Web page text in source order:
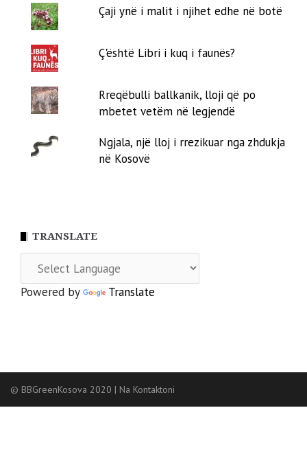
Çaji ynë i malit i njihet edhe në botë
Ç'është Libri i kuq i faunës?
Rreqëbulli ballkanik, lloji që po
mbetet vetëm në legjendë
Ngjala, një lloj i rrezikuar nga zhdukja
në Kosovë
TRANSLATE
Powered by Translate
© BBGreenKosova 2020 | Na Kontaktoni